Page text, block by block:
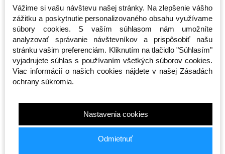
Skladom
75,00 €
10oz 12oz
Skladom
38,00 €
10oz
Boxerské rukavice - Fighter -
Boxerské rukavice - Fighter -
Vážime si vašu návštevu našej stránky. Na zlepšenie vášho
zážitku a poskytnutie personalizovaného obsahu využívame
súbory cookies. S vaším súhlasom nám umožníte
analyzovať správanie návštevníkov a prispôsobiť našu
stránku vašim preferenciám. Kliknutím na tlačidlo "Súhlasím"
vyjadrujete súhlas s používaním všetkých súborov cookies.
Viac informácií o našich cookies nájdete v našej Zásadách
ochrany súkromia.
Nastavenia cookies
Odmietnuť